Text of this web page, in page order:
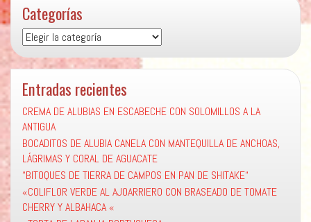
Categorías
Categorías
Entradas recientes
CREMA DE ALUBIAS EN ESCABECHE CON SOLOMILLOS A LA
ANTIGUA
BOCADITOS DE ALUBIA CANELA CON MANTEQUILLA DE ANCHOAS,
LÁGRIMAS Y CORAL DE AGUACATE
“BITOQUES DE TIERRA DE CAMPOS EN PAN DE SHITAKE“
«COLIFLOR VERDE AL AJOARRIERO CON BRASEADO DE TOMATE
CHERRY Y ALBAHACA «